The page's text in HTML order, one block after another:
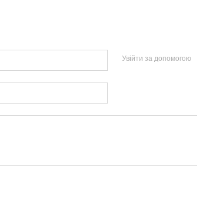
Увійти за допомогою